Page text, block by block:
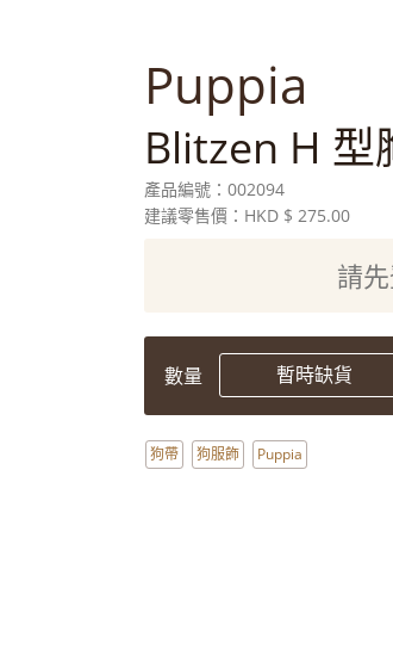
Puppia
Blitzen H 型
產品編號： 002094
建議零售價：HKD $ 275.00
請
數量 暫時缺貨
狗帶 狗服飾 Puppia